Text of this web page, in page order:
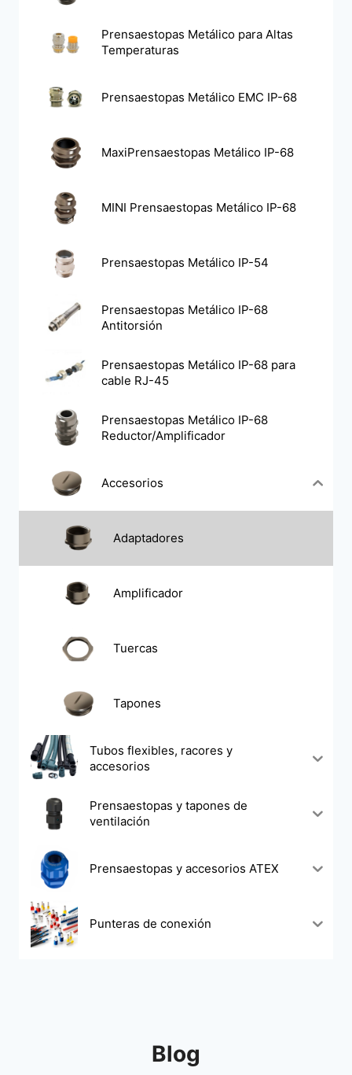
Prensaestopas Metálico para Altas
Temperaturas
Prensaestopas Metálico EMC IP-68
MaxiPrensaestopas Metálico IP-68
MINI Prensaestopas Metálico IP-68
Prensaestopas Metálico IP-54
Prensaestopas Metálico IP-68
Antitorsión
Prensaestopas Metálico IP-68 para
cable RJ-45
Prensaestopas Metálico IP-68
Reductor/Amplificador
Accesorios
Adaptadores
Amplificador
Tuercas
Tapones
Tubos flexibles, racores y
accesorios
Prensaestopas y tapones de
ventilación
Prensaestopas y accesorios ATEX
Punteras de conexión
Blog